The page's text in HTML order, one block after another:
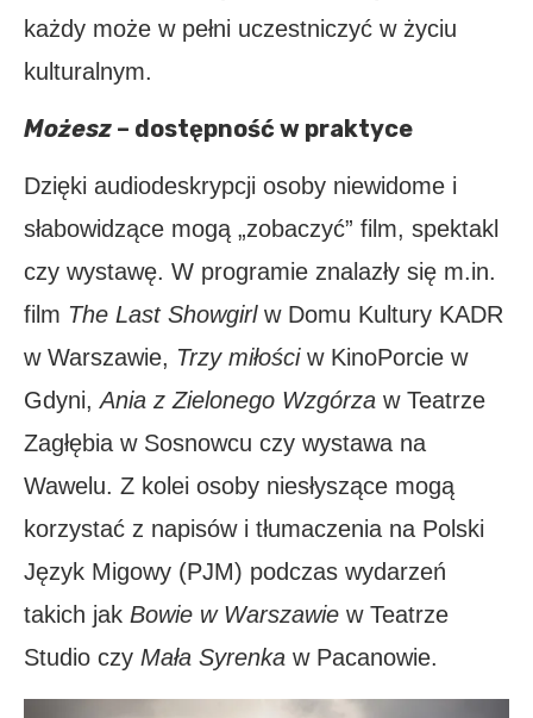
każdy może w pełni uczestniczyć w życiu
kulturalnym.
Możesz – dostępność w praktyce
Dzięki audiodeskrypcji osoby niewidome i
słabowidzące mogą „zobaczyć” film, spektakl
czy wystawę. W programie znalazły się m.in.
film The Last Showgirlw Domu Kultury KADR
w Warszawie, Trzy miłościw KinoPorcie w
Gdyni,Ania z Zielonego Wzgórza w Teatrze
Zagłębia w Sosnowcu czy wystawa na
Wawelu. Z kolei osoby niesłyszące mogą
korzystać z napisów i tłumaczenia na Polski
Język Migowy (PJM) podczas wydarzeń
takich jak Bowie w Warszawie w Teatrze
Studio czy Mała Syrenka w Pacanowie.